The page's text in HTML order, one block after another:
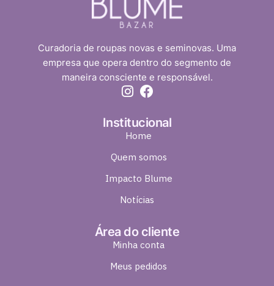
Curadoria de roupas novas e seminovas. Uma
empresa que opera dentro do segmento de
maneira consciente e responsável.
Institucional
Home
Quem somos
Impacto Blume
Notícias
Área do cliente
Minha conta
Meus pedidos